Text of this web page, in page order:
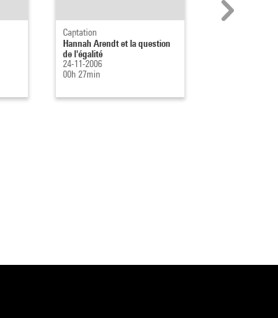
Captation
Hannah Arendt et la question
de l'égalité
24-11-2006
00h 27min